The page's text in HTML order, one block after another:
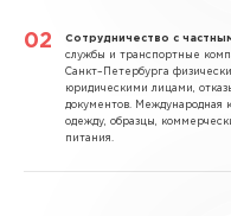
Сотрудничество с
службы и транспортные
Санкт–Петербурга
юридическими лицами,
документов. Международная
одежду, образцы,
питания.